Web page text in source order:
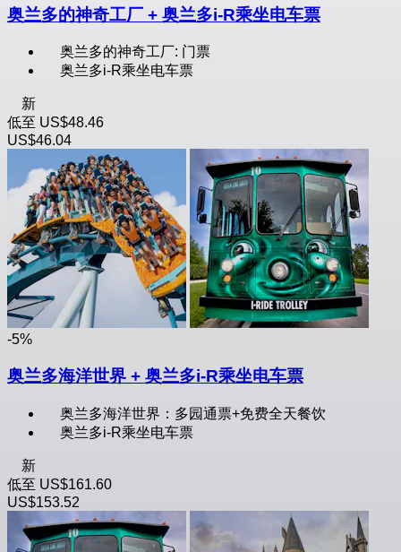
奥兰多的神奇工厂 + 奥兰多i-R乘坐电车票
奥兰多的神奇工厂: 门票
奥兰多i-R乘坐电车票
新
低至 US$48.46
US$46.04
-5%
奥兰多海洋世界 + 奥兰多i-R乘坐电车票
奥兰多海洋世界：多园通票+免费全天餐饮
奥兰多i-R乘坐电车票
新
低至 US$161.60
US$153.52